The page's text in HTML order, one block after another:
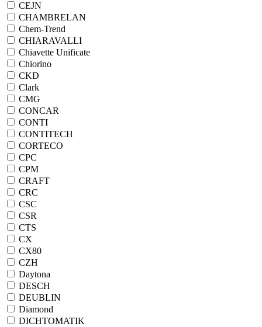
CEJN
CHAMBRELAN
Chem-Trend
CHIARAVALLI
Chiavette Unificate
Chiorino
CKD
Clark
CMG
CONCAR
CONTI
CONTITECH
CORTECO
CPC
CPM
CRAFT
CRC
CSC
CSR
CTS
CX
CX80
CZH
Daytona
DESCH
DEUBLIN
Diamond
DICHTOMATIK